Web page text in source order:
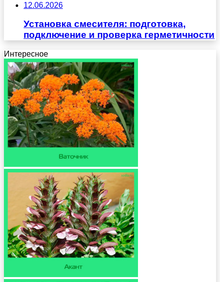
12.06.2026
Установка смесителя: подготовка,
подключение и проверка герметичности
Интересное